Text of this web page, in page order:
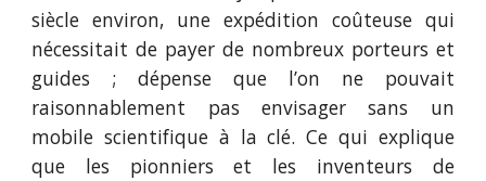
siècle environ, une expédition coûteuse qui
nécessitait de payer de nombreux porteurs et
guides ; dépense que l’on ne pouvait
raisonnablement pas envisager sans un
mobile scientifique à la clé. Ce qui explique
que les pionniers et les inventeurs de